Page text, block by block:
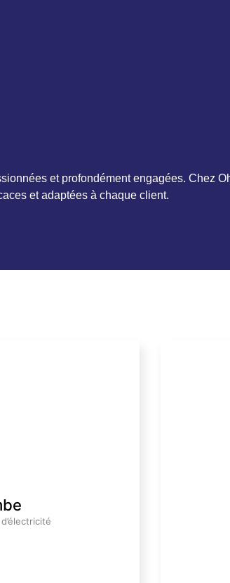
et profondément engagées. Chez
et adaptées à chaque client.